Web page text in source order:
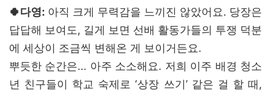
🍀다영: 아직 크게 무력감을 느끼진 않았어요. 당장은
답답해 보여도, 길게 보면 선배 활동가들의 투쟁 덕분
에 세상이 조금씩 변해온 게 보이거든요.
뿌듯한 순간은... 아주 소소해요. 저희 이주 배경 청소
년 친구들이 학교 숙제로 ‘상장 쓰기’ 같은 걸 할 때,